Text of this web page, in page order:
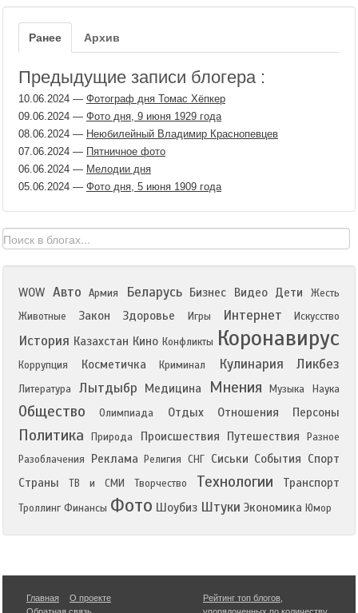
Ранее Архив
Предыдущие записи блогера :
10.06.2024 — Фотограф дня Томас Хёпкер
09.06.2024 — Фото дня, 9 июня 1929 года
08.06.2024 — Неюбилейный Владимир Краснопевцев
07.06.2024 — Пятничное фото
06.06.2024 — Мелодии дня
05.06.2024 — Фото дня, 5 июня 1909 года
WOW Авто Армия Беларусь Бизнес Видео Дети
Жесть
Животные
Закон Здоровье Игры Интернет Искусство
История Казахстан Кино Конфликты Коронавирус
Коррупция Косметичка Криминал Кулинария Ликбез
Литература Лытдыбр Медицина Мнения Музыка Наука
Общество Олимпиада Отдых Отношения Персоны
Политика Природа Происшествия Путешествия
Разное
Разоблачения
Реклама Религия СНГ Сиськи События Спорт
Страны
ТВ и СМИ Творчество Технологии Транспорт
Троллинг Финансы Фото Шоубиз Штуки Экономика Юмор
Главная
О проекте
Рейтинг топ блогов